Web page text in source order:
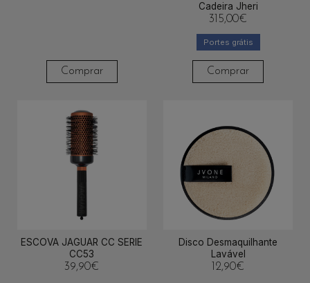
Comprar
Cadeira Jheri
315,00€
Portes grátis
Comprar
ESCOVA JAGUAR CC SERIE
CC53
39,90€
Disco Desmaquilhante
Lavável
12,90€